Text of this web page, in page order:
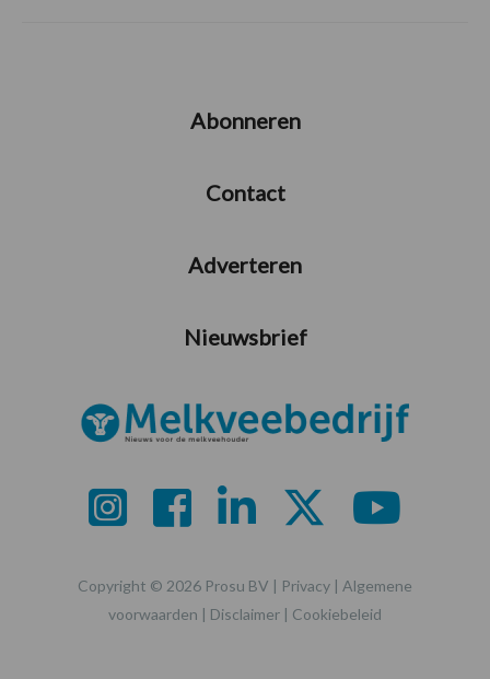
Abonneren
Contact
Adverteren
Nieuwsbrief
Copyright © 2026 Prosu BV | Privacy | Algemene
voorwaarden | Disclaimer | Cookiebeleid